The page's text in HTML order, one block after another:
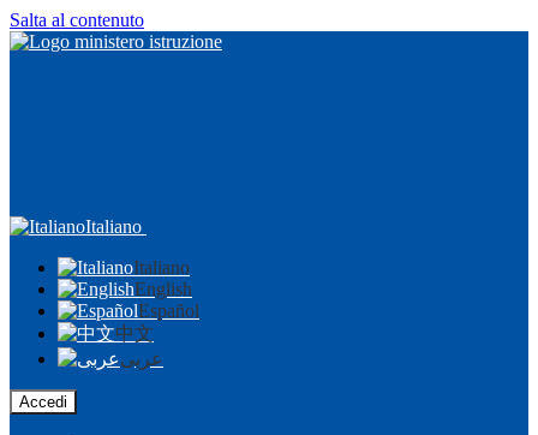
Salta al contenuto
Italiano
Italiano
English
Español
中文
عربى
Accedi